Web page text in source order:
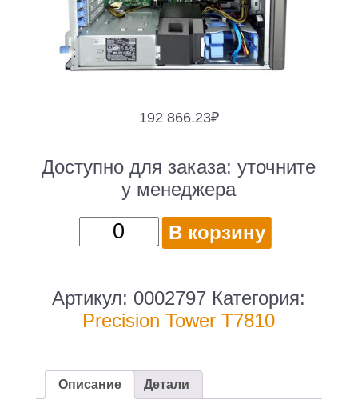
192 866.23₽
Доступно для заказа:уточните
у менеджера
Количество
товара
Precision
T7810
2
В корзину
Артикул: 0002797 Категория:
Precision Tower T7810
Описание Детали